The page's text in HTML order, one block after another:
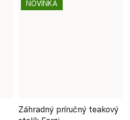
NOVINKA
Záhradný príručný teakový